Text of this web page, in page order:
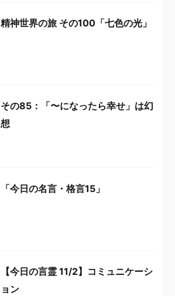
精神世界の旅 その100「七色の光」
その85：「〜になったら幸せ」は幻
想
「今日の名言・格言15」
【今日の言霊 11/2】コミュニケーシ
ョン